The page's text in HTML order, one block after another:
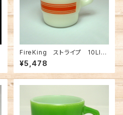
FireKing ストライプ 10LIN
E ORANGE Mug（FK-13157）
¥5,478